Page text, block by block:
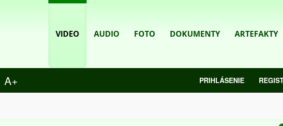
VIDEO AUDIO FOTO DOKUMENTY ARTEFAKTY
A+ PRIHLÁSENIE